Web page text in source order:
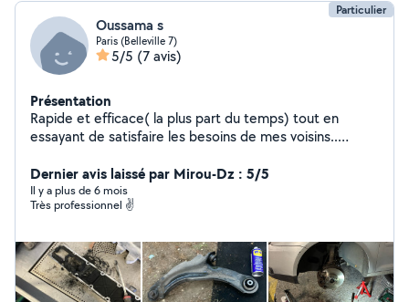
Particulier
Oussama s
Paris (Belleville 7)
5/5 (7 avis)
Présentation
Rapide et efficace( la plus part du temps) tout en
essayant de satisfaire les besoins de mes voisins..
Dernier avis laissé par Mirou-Dz : 5/5
Il y a plus de 6 mois
Très professionnel ✌️